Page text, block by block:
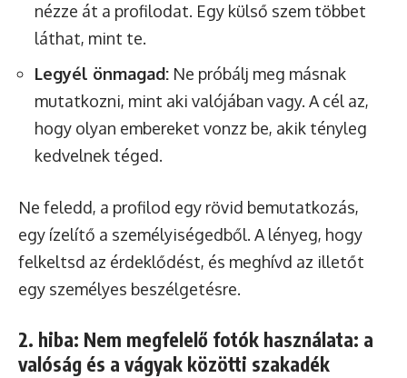
nézze át a profilodat. Egy külső szem többet
láthat, mint te.
Legyél önmagad: Ne próbálj meg másnak
mutatkozni, mint aki valójában vagy. A cél az,
hogy olyan embereket vonzz be, akik tényleg
kedvelnek téged.
Ne feledd, a profilod egy rövid bemutatkozás,
egy ízelítő a személyiségedből. A lényeg, hogy
felkeltsd az érdeklődést, és meghívd az illetőt
egy személyes beszélgetésre.
2. hiba: Nem megfelelő fotók használata: a
valóság és a vágyak közötti szakadék